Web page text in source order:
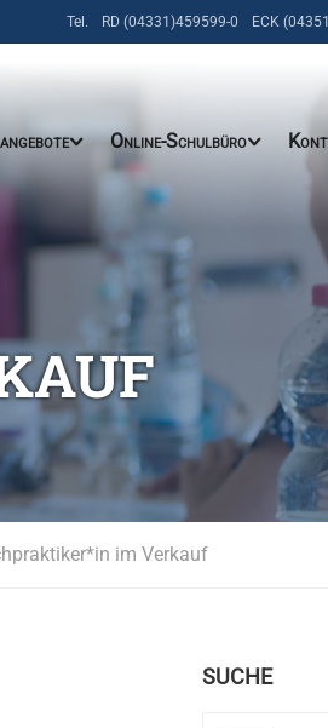
Tel. RD (04331)459599-0 ECK
Online-Schulbüro
im Verkauf
SUCHE